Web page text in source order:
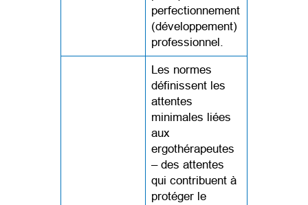
perfectionnement
(développement)
professionnel.
Les normes
définissent les
attentes
minimales liées
aux
ergothérapeutes
– des attentes
qui contribuent à
protéger le